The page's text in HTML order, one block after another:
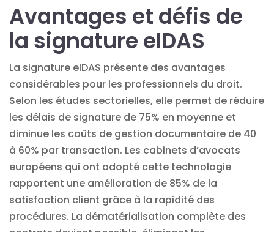
Avantages et défis de
la signature eIDAS
La signature eIDAS présente des avantages
considérables pour les professionnels du droit.
Selon les études sectorielles, elle permet de réduire
les délais de signature de 75% en moyenne et
diminue les coûts de gestion documentaire de 40
à 60% par transaction. Les cabinets d’avocats
européens qui ont adopté cette technologie
rapportent une amélioration de 85% de la
satisfaction client grâce à la rapidité des
procédures. La dématérialisation complète des